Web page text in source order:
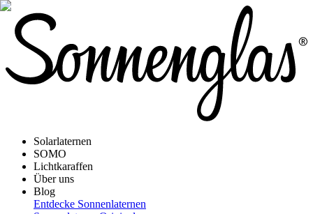
Solarlaternen
SOMO
Lichtkaraffen
Über uns
Blog
Entdecke Sonnenlaternen